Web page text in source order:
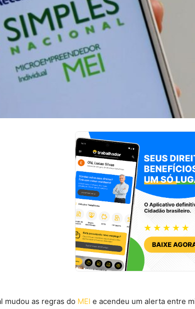
mudou as regras do MEI e acendeu um alerta entre